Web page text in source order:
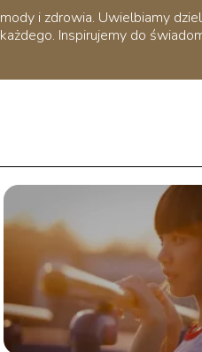
i zdrowia. Uwielbiamy
Inspirujemy do